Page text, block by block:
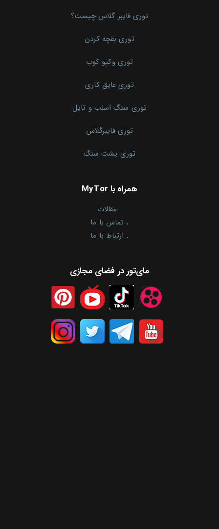
توری فایبر گلاس چیست؟
توری بقچه کردن
توری وکیو کوپ
توری عایق کاری
توری سنگ اسلب و تایل
توری فایبرگلاس
توری پشت سنگ
همراه با MyTor
. مقالات
. تماس با ما
. ارتباط با ما
مای‌تور در فضای مجازی